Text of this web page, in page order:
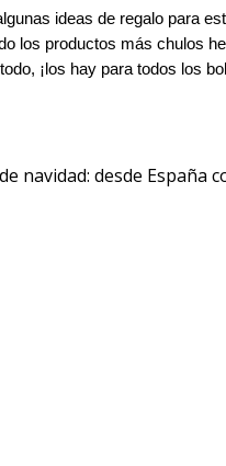
ideas de regalo para
los productos más chulos
¡los hay para todos los